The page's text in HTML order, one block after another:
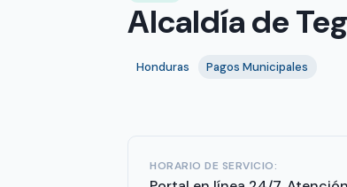
Alcaldía de
Honduras Pagos Municipales
HORARIO DE SERVICIO: